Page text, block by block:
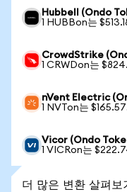
Hubbell (Ondo
1 HUBBon는
CrowdStrike
1 CRWDon는
nVent Electric
1 NVTon는
Vicor (Ondo
1 VICRon는
더 많은 변환 살펴보